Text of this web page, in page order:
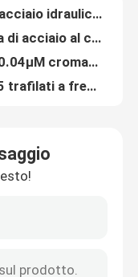
1045 alta idro biella cromata laminata a freddo del cilindro di Ck45 S45c
Bielle principali del cilindro idraulico di qualità Sae1045 Din1.1191 C45
pistone Rod Prime Piston Guided Rods del cilindro idraulico 4140 1045
Le bielle idrauliche, C45 1045 0.4um il pistone Rod Used In Pressing Machine di acciaio al cromo